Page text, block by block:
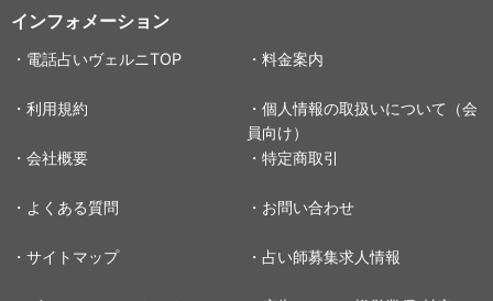
インフォメーション
・電話占いヴェルニTOP ・料金案内
・利用規約
・個人情報の取扱いについて（会
員向け）
・会社概要
・特定商取引
・よくある質問 ・お問い合わせ
・サイトマップ ・占い師募集求人情報